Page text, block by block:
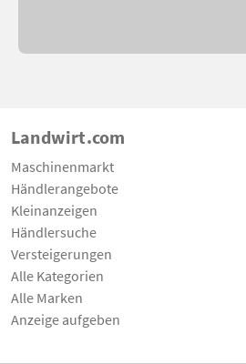
Landwirt.com
Maschinenmarkt
Händlerangebote
Kleinanzeigen
Händlersuche
Versteigerungen
Alle Kategorien
Alle Marken
Anzeige aufgeben